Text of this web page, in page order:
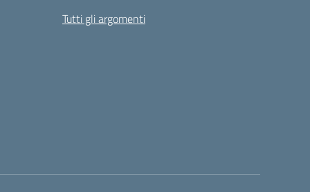
Tutti gli argomenti